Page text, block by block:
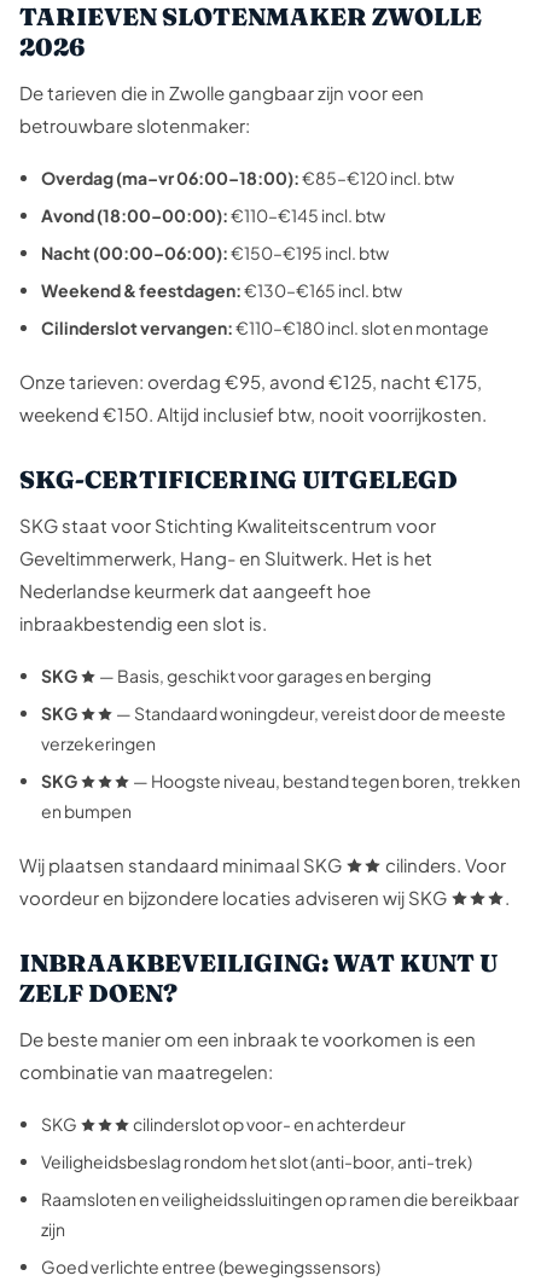
TARIEVEN SLOTENMAKER ZWOLLE
2026
De tarieven die in Zwolle gangbaar zijn voor een
betrouwbare slotenmaker:
Overdag (ma–vr 06:00–18:00):€85–€120 incl. btw
Avond (18:00–00:00):€110–€145 incl. btw
Nacht (00:00–06:00):€150–€195 incl. btw
Weekend & feestdagen:€130–€165 incl. btw
Cilinderslot vervangen:€110–€180 incl. slot en montage
Onze tarieven: overdag €95, avond €125, nacht €175,
weekend €150. Altijd inclusief btw, nooit voorrijkosten.
SKG-CERTIFICERING UITGELEGD
SKG staat voor Stichting Kwaliteitscentrum voor
Geveltimmerwerk, Hang- en Sluitwerk. Het is het
Nederlandse keurmerk dat aangeeft hoe
inbraakbestendig een slot is.
SKG
— Basis, geschikt voor garages en berging
SKG
— Standaard woningdeur, vereist door de meeste
verzekeringen
SKG
— Hoogste niveau, bestand tegen boren, trekken
en bumpen
Wij plaatsen standaard minimaal SKG
cilinders. Voor
voordeur en bijzondere locaties adviseren wij SKG
.
INBRAAKBEVEILIGING: WAT KUNT U
ZELF DOEN?
De beste manier om een inbraak te voorkomen is een
combinatie van maatregelen:
SKG
cilinderslot op voor- en achterdeur
Veiligheidsbeslag rondom het slot (anti-boor, anti-trek)
Raamsloten en veiligheidssluitingen op ramen die bereikbaar
zijn
Goed verlichte entree (bewegingssensors)